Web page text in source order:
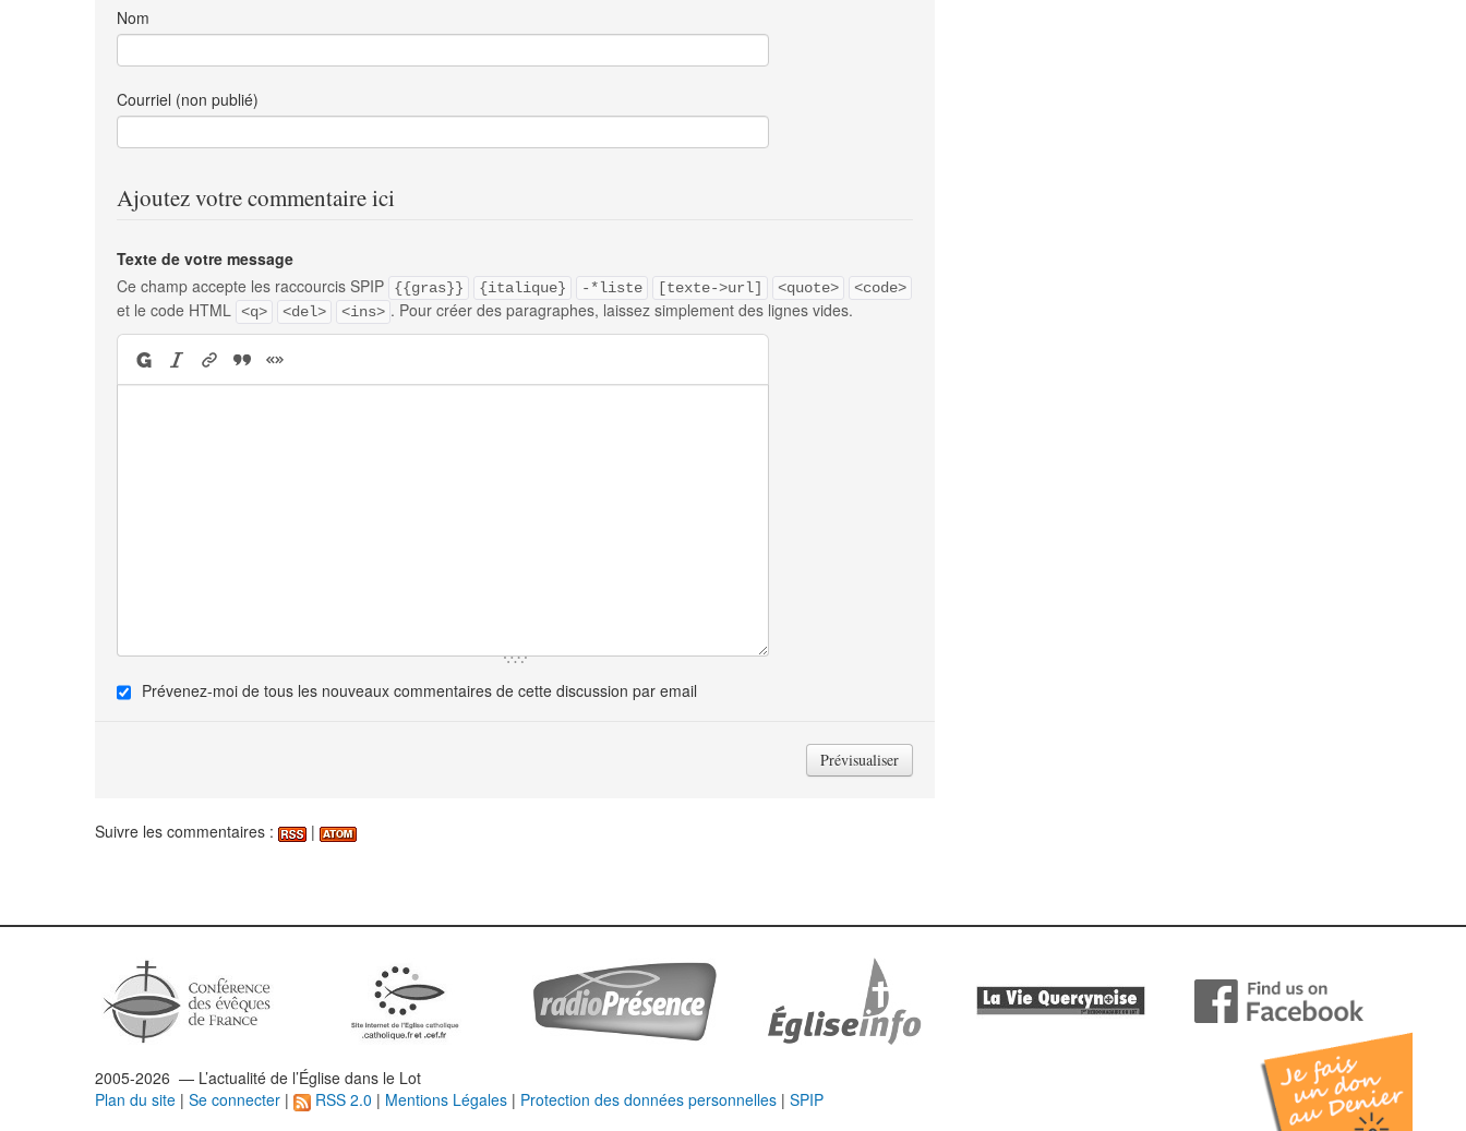
Nom
Courriel (non publié)
Ajoutez votre commentaire ici
Texte de votre message
Ce champ accepte les raccourcis SPIP
{{gras}} {italique} -*liste [texte->url] <quote> <code>
et le code HTML <q> <del> <ins> . Pour créer des paragraphes, laissez simplement des lignes vides.
Prévenez-moi de tous les nouveaux commentaires de cette discussion par email
Suivre les commentaires : |
2005-2026 — L’actualité de l’Église dans le Lot
Plan du site | Se connecter | RSS 2.0 | Mentions Légales | Protection des données personnelles | SPIP